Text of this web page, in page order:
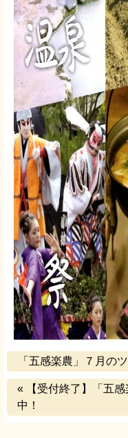
「五感楽農」７月の
« 【受付終了】「五
中！